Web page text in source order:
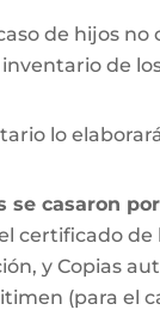
de hijos
de
lo
se casaron
certificado
y Copias
(para el